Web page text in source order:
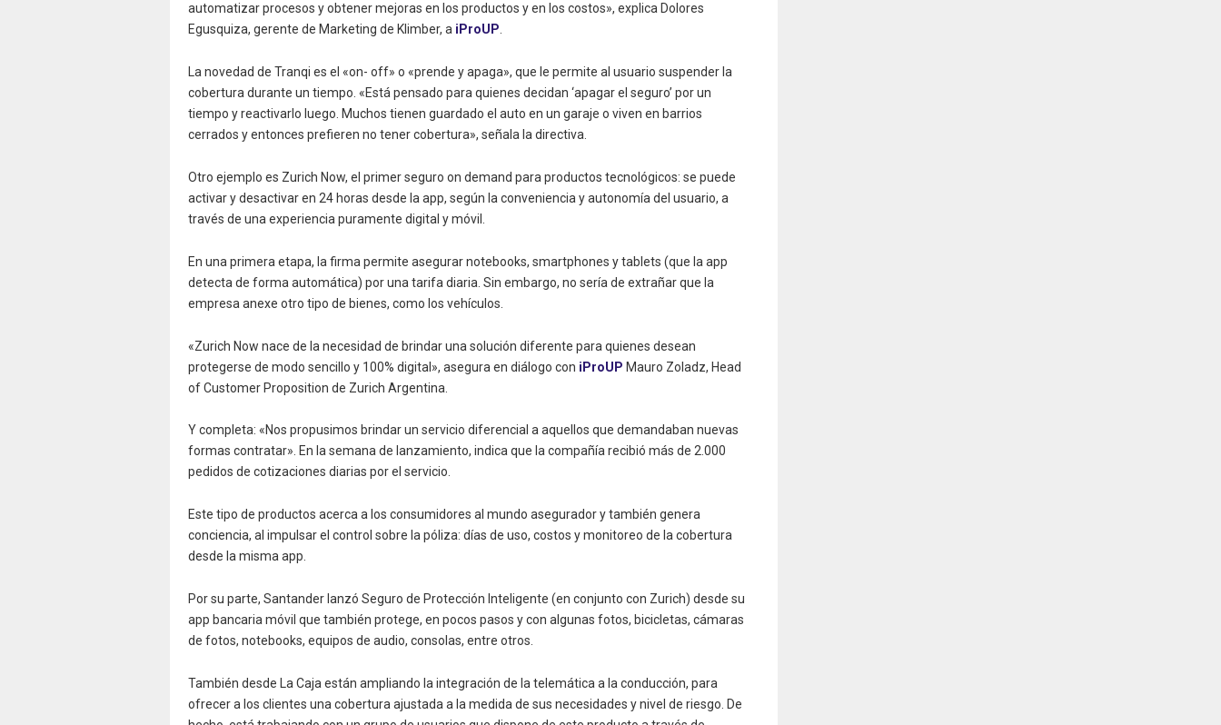
automatizar procesos y obtener mejoras en los productos y en los costos», explica Dolores
Egusquiza, gerente de Marketing de Klimber, a iProUP.
La novedad de Tranqi es el «on- off» o «prende y apaga», que le permite al usuario suspender la
cobertura durante un tiempo. «Está pensado para quienes decidan ‘apagar el seguro’ por un
tiempo y reactivarlo luego. Muchos tienen guardado el auto en un garaje o viven en barrios
cerrados y entonces prefieren no tener cobertura», señala la directiva.
Otro ejemplo es Zurich Now, el primer seguro on demand para productos tecnológicos: se puede
activar y desactivar en 24 horas desde la app, según la conveniencia y autonomía del usuario, a
través de una experiencia puramente digital y móvil.
En una primera etapa, la firma permite asegurar notebooks, smartphones y tablets (que la app
detecta de forma automática) por una tarifa diaria. Sin embargo, no sería de extrañar que la
empresa anexe otro tipo de bienes, como los vehículos.
«Zurich Now nace de la necesidad de brindar una solución diferente para quienes desean
protegerse de modo sencillo y 100% digital», asegura en diálogo con iProUP Mauro Zoladz, Head
of Customer Proposition de Zurich Argentina.
Y completa: «Nos propusimos brindar un servicio diferencial a aquellos que demandaban nuevas
formas contratar». En la semana de lanzamiento, indica que la compañía recibió más de 2.000
pedidos de cotizaciones diarias por el servicio.
Este tipo de productos acerca a los consumidores al mundo asegurador y también genera
conciencia, al impulsar el control sobre la póliza: días de uso, costos y monitoreo de la cobertura
desde la misma app.
Por su parte, Santander lanzó Seguro de Protección Inteligente (en conjunto con Zurich) desde su
app bancaria móvil que también protege, en pocos pasos y con algunas fotos, bicicletas, cámaras
de fotos, notebooks, equipos de audio, consolas, entre otros.
También desde La Caja están ampliando la integración de la telemática a la conducción, para
ofrecer a los clientes una cobertura ajustada a la medida de sus necesidades y nivel de riesgo. De